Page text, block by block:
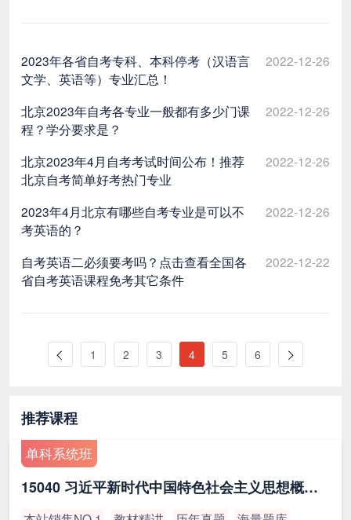
2023年各省自考专科、本科停考（汉语言
文学、英语等）专业汇总！
2022-12-26
北京2023年自考各专业一般都有多少门课
程？学分要求是？
2022-12-26
北京2023年4月自考考试时间公布！推荐
北京自考简单好考热门专业
2022-12-26
2023年4月北京有哪些自考专业是可以不
考英语的？
2022-12-26
自考英语二必须要考吗？点击查看全国各
省自考英语课程免考其它条件
2022-12-22
1 2 3 4 5 6
推荐课程
单科系统班
15040 习近平新时代中国特色社会主义思想概论（最新版）